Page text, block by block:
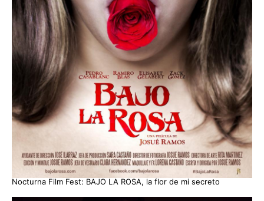
Nocturna Film Fest: BAJO LA ROSA, la flor de mi secreto